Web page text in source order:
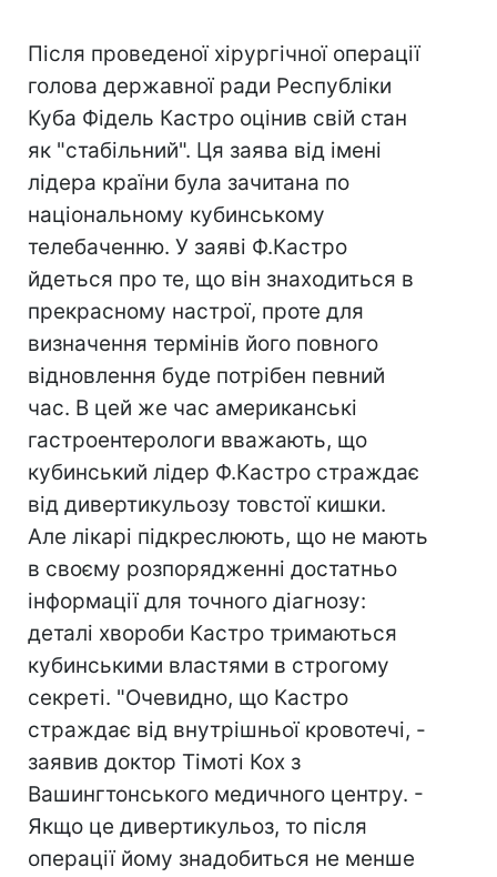
Після проведеної хірургічної операції
голова державної ради Республіки
Куба Фідель Кастро оцінив свій стан
як "стабільний". Ця заява від імені
лідера країни була зачитана по
національному кубинському
телебаченню. У заяві Ф.Кастро
йдеться про те, що він знаходиться в
прекрасному настрої, проте для
визначення термінів його повного
відновлення буде потрібен певний
час. В цей же час американські
гастроентерологи вважають, що
кубинський лідер Ф.Кастро страждає
від дивертикульозу товстої кишки.
Але лікарі підкреслюють, що не мають
в своєму розпорядженні достатньо
інформації для точного діагнозу:
деталі хвороби Кастро тримаються
кубинськими властями в строгому
секреті. "Очевидно, що Кастро
страждає від внутрішньої кровотечі, -
заявив доктор Тімоті Кох з
Вашингтонського медичного центру. -
Якщо це дивертикульоз, то після
операції йому знадобиться не менше